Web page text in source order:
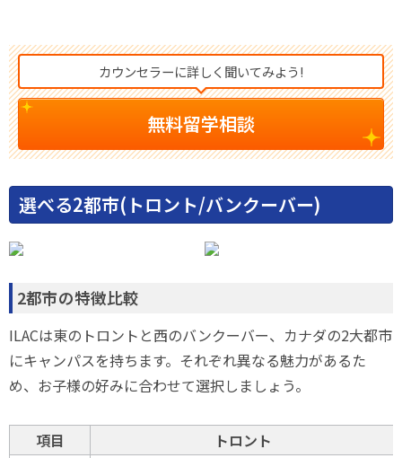
カウンセラーに詳しく聞いてみよう!
無料留学相談
選べる2都市(トロント/バンクーバー)
2都市の特徴比較
ILACは東のトロントと西のバンクーバー、カナダの2大都市
にキャンパスを持ちます。それぞれ異なる魅力があるた
め、お子様の好みに合わせて選択しましょう。
項目 トロント